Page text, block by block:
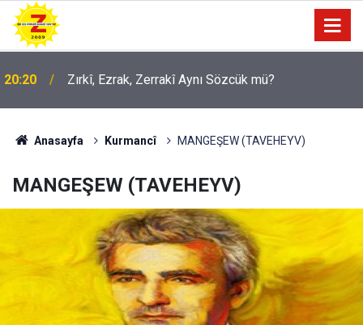
09:56 Ji Zilma Partîzanan Nimûneyeka Piçûk
Anasayfa Kurmancî MANGEŞEW (TAVEHEYV)
MANGEŞEW (TAVEHEYV)